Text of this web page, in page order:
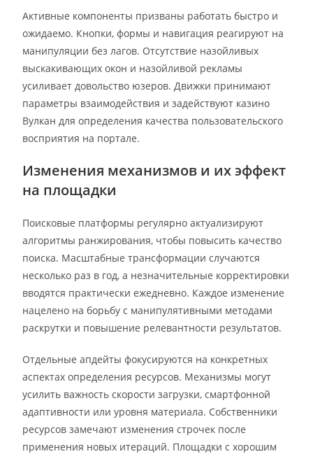
Активные компоненты призваны работать быстро и
ожидаемо. Кнопки, формы и навигация реагируют на
манипуляции без лагов. Отсутствие назойливых
выскакивающих окон и назойливой рекламы
усиливает довольство юзеров. Движки принимают
параметры взаимодействия и задействуют казино
Вулкан для определения качества пользовательского
восприятия на портале.
Изменения механизмов и их эффект
на площадки
Поисковые платформы регулярно актуализируют
алгоритмы ранжирования, чтобы повысить качество
поиска. Масштабные трансформации случаются
несколько раз в год, а незначительные корректировки
вводятся практически ежедневно. Каждое изменение
нацелено на борьбу с манипулятивными методами
раскрутки и повышение релевантности результатов.
Отдельные апдейты фокусируются на конкретных
аспектах определения ресурсов. Механизмы могут
усилить важность скорости загрузки, смартфонной
адаптивности или уровня материала. Собственники
ресурсов замечают изменения строчек после
применения новых итераций. Площадки с хорошим